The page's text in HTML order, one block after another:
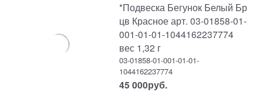
*Подвеска Бегунок Белый Бр
цв Красное арт. 03-01858-01-
001-01-01-1044162237774
вес 1,32 г
03-01858-01-001-01-01-
1044162237774
45 000руб.